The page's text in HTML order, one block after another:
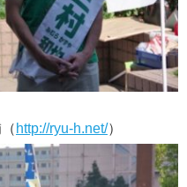
http://ryu-h.net/）